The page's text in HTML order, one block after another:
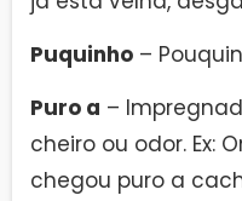
Puquinho –
Puro a –
cheiro ou odor. Ex:
chegou puro a